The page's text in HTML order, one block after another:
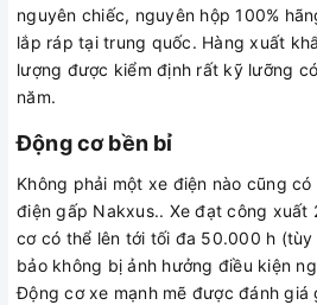
nguyên chiếc, nguyên hộp 100%
lắp ráp tại trung quốc. Hàng xuất
lượng được kiểm định rất kỹ lưỡng
năm.
Động cơ bền bỉ
Không phải một xe điện nào cũng
điện gấp Nakxus.. Xe đạt công xuất
cơ có thể lên tới tối đa 50.000 h
bảo không bị ảnh hưởng điều kiện
Động cơ xe mạnh mẽ được đánh giá